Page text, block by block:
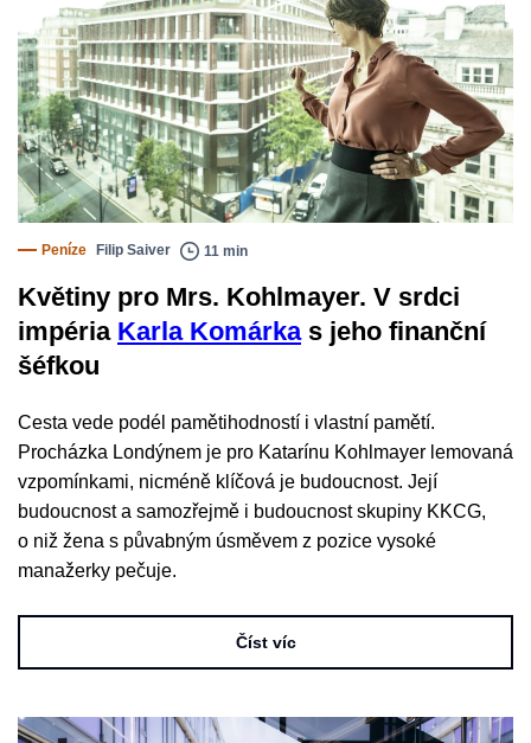
Peníze Filip Saiver 11 min
Květiny pro Mrs. Kohlmayer. V srdci
impéria Karla Komárkas jeho finanční
šéfkou
Cesta vede podél pamětihodností i vlastní pamětí.
Procházka Londýnem je pro Katarínu Kohlmayer lemovaná
vzpomínkami, nicméně klíčová je budoucnost. Její
budoucnost a samozřejmě i budoucnost skupiny KKCG,
o niž žena s půvabným úsměvem z pozice vysoké
manažerky pečuje.
Číst víc